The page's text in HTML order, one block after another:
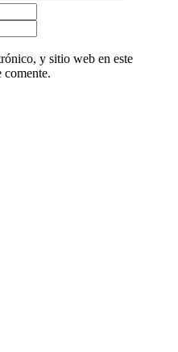
y sitio web en este
comente.